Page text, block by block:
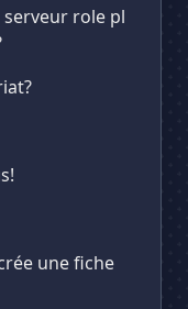
serveur role pl
une fiche